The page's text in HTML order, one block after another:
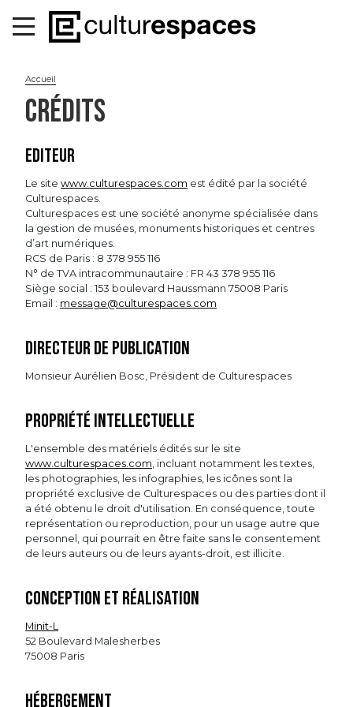
Accueil
CRÉDITS
Editeur
Le site www.culturespaces.com est édité par la société
Culturespaces.
Culturespaces est une société anonyme spécialisée dans
la gestion de musées, monuments historiques et centres
d’art numériques.
RCS de Paris : 8 378 955 116
N° de TVA intracommunautaire : FR 43 378 955 116
Siège social : 153 boulevard Haussmann 75008 Paris
Email : message@culturespaces.com
Directeur de publication
Monsieur Aurélien Bosc, Président de Culturespaces
Propriété intellectuelle
L'ensemble des matériels édités sur le site
www.culturespaces.com, incluant notamment les textes,
les photographies, les infographies, les icônes sont la
propriété exclusive de Culturespaces ou des parties dont il
a été obtenu le droit d'utilisation. En conséquence, toute
représentation ou reproduction, pour un usage autre que
personnel, qui pourrait en être faite sans le consentement
de leurs auteurs ou de leurs ayants-droit, est illicite.
Conception et réalisation
Minit-L
52 Boulevard Malesherbes
75008 Paris
Hébergement